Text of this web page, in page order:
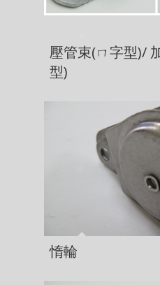
壓管束(ㄇ字型)/
型)
惰輪